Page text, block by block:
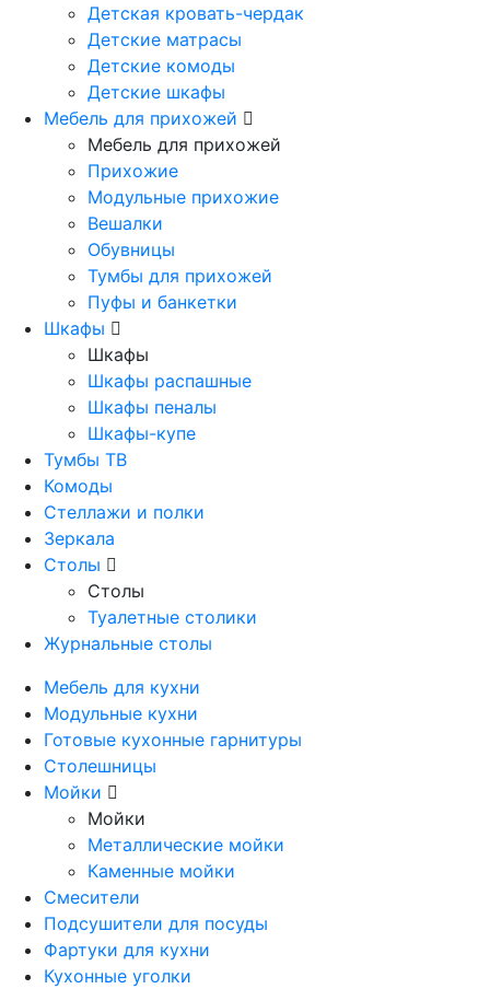
Детская кровать-чердак
Детские матрасы
Детские комоды
Детские шкафы
Мебель для прихожей
Мебель для прихожей
Прихожие
Модульные прихожие
Вешалки
Обувницы
Тумбы для прихожей
Пуфы и банкетки
Шкафы
Шкафы
Шкафы распашные
Шкафы пеналы
Шкафы-купе
Тумбы ТВ
Комоды
Стеллажи и полки
Зеркала
Столы
Столы
Туалетные столики
Журнальные столы
Мебель для кухни
Модульные кухни
Готовые кухонные гарнитуры
Столешницы
Мойки
Мойки
Металлические мойки
Каменные мойки
Смесители
Подсушители для посуды
Фартуки для кухни
Кухонные уголки